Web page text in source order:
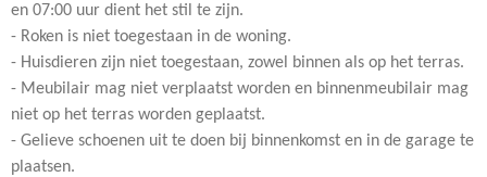
en 07:00 uur dient het stil te zijn.
- Roken is niet toegestaan in de woning.
- Huisdieren zijn niet toegestaan, zowel binnen als op het terras.
- Meubilair mag niet verplaatst worden en binnenmeubilair mag
niet op het terras worden geplaatst.
- Gelieve schoenen uit te doen bij binnenkomst en in de garage te
plaatsen.